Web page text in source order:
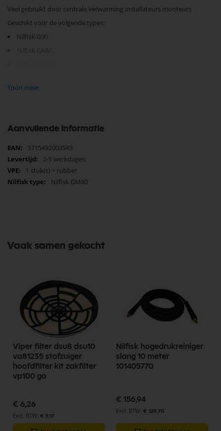
Veel gebruikt door centrale verwarming installateurs monteurs
Geschikt voor de volgende types:
Nilfisk G90
Nilfisk GM80C
Nilfisk GS82-GS83-GS90
Nilfisk GM625-GM626
Je vindt dit product in;
Nilfisk Onderdelen
diverse toepassingen. Bij Selectra Hengelo vindt u een uitgebreid
assortiment, scherpe prijzen, en snelle levering. Ontdek de kwaliteit en
betrouwbaarheid van Nilfisk Onderdelen vandaag nog en bestel
eenvoudig online.
Bekijk meer Nilfisk Onderdelen
Toon meer
Aanvullende informatie
Meer
informatie
5715492003549
2-5 werkdagen
1 stuk(s) + rubber
Nilfisk GM80
Vaak samen gekocht
Viper filter dsu8 dsu10
va81235 stofzuiger
hoofdfilter kit zakfilter
vp100 go
€ 6,26
€ 5,17
Nilfisk hogedrukreiniger
slang 10 meter
101405770
€ 156,94
€ 129,70